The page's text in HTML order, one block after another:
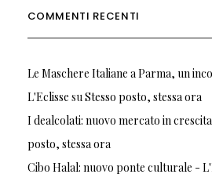
COMMENTI RECENTI
Le Maschere Italiane a Parma, un
L'Eclisse suStesso posto, stessa ora
I dealcolati: nuovo mercato in
posto, stessa ora
Cibo Halal: nuovo ponte culturale -